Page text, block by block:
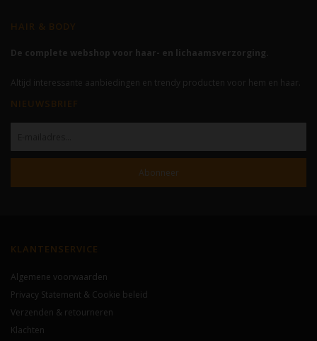
HAIR & BODY
De complete webshop voor haar- en lichaamsverzorging.
Altijd interessante aanbiedingen en trendy producten voor hem en haar.
NIEUWSBRIEF
Abonneer
KLANTENSERVICE
Algemene voorwaarden
Privacy Statement & Cookie beleid
Verzenden & retourneren
Klachten